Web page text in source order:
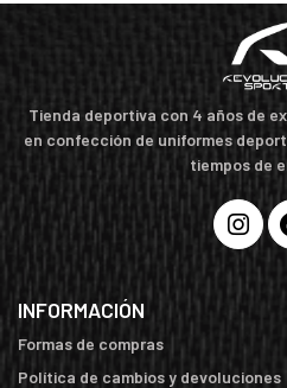
Tienda deportiva con 4 años de
en confección de uniformes
tiempos de
INFORMACIÓN
Formas de compras
Política de cambios y devoluciones